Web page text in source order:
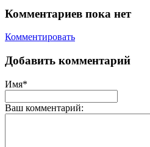
Комментариев пока нет
Комментировать
Добавить комментарий
Имя*
Ваш комментарий: